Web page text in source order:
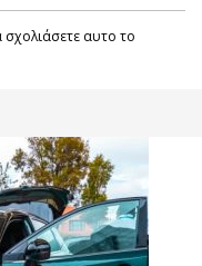
σχολιάσετε αυτο το